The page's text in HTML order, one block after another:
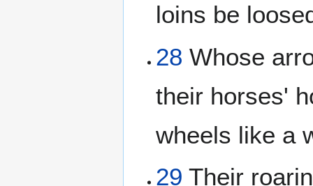
loins be
28 Whose
their horses'
wheels like a
29 Their